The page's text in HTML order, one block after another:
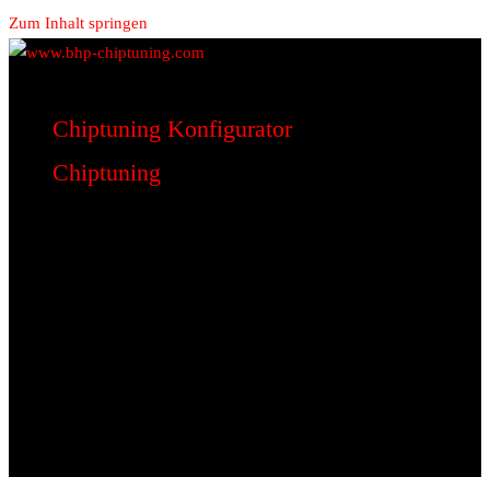
Zum Inhalt springen
www.bhp-chiptuning.com
BHP Motorsport
Chiptuning Konfigurator
Chiptuning